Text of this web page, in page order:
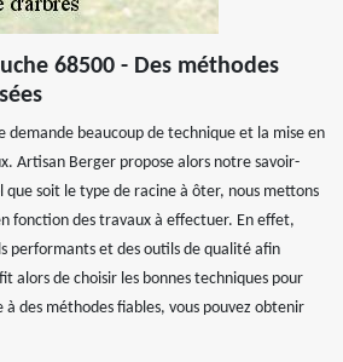
68500 - Des méthodes
demande beaucoup de technique et la mise en
Artisan Berger propose alors notre savoir-
soit le type de racine à ôter, nous mettons
fonction des travaux à effectuer. En effet,
performants et des outils de qualité afin
alors de choisir les bonnes techniques pour
à des méthodes fiables, vous pouvez obtenir